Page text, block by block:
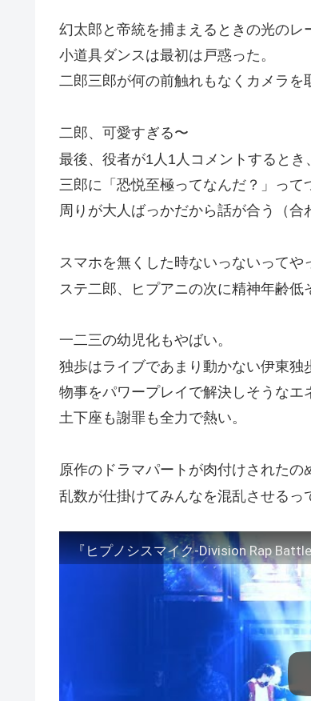
幻太郎と帝統を捕まえるときの光のレ
小道具ダンスは最初は戸惑った。
二郎三郎が何の前触れもなくカメラを
二郎、可愛すぎる〜
最後、役者が1人1人コメントするとき、
三郎に「恐悦至極ってなんだ？」って
周りが大人ばっかだから話が合う（合
スマホを無くした時ないっないってや
ステ二郎、ヒプアニの次に精神年齢低
一二三の幼児化もやばい。
独歩はライブであまり動かない伊東独
物事をパワープレイで解決しそうなエ
土下座も謝罪も全力で熱い。
原作のドラマパートが肉付けされたの
乱数が仕掛けてみんなを混乱させるっ